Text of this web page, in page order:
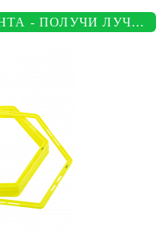
ПОКАЖИ СЧЕТ КОНКУРЕНТА - ПОЛУЧИ ЛУЧШУЮ ЦЕНУ